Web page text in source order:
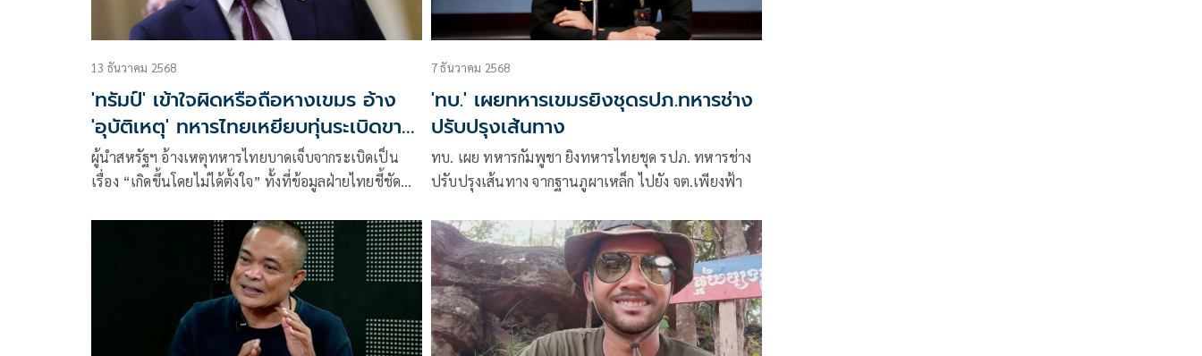
13 ธันวาคม 2568
'ทรัมป์' เข้าใจผิดหรือถือหางเขมร อ้าง
'อุบัติเหตุ' ทหารไทยเหยียบทุ่นระเบิดขา
ขาด 7 นาย!
ผู้นำสหรัฐฯ อ้างเหตุทหารไทยบาดเจ็บจากระเบิดเป็น
เรื่อง “เกิดขึ้นโดยไม่ได้ตั้งใจ” ทั้งที่ข้อมูลฝ่ายไทยชี้ชัด
ทหารไทย สูญเสียขาแล้วอย่างน้อย 7 นาย ตั้งแต่
กรกฎาคมถึงพฤศจิกายน 2568
7 ธันวาคม 2568
'ทบ.' เผยทหารเขมรยิงชุดรปภ.ทหารช่าง
ปรับปรุงเส้นทาง
ทบ. เผย ทหารกัมพูชา ยิงทหารไทยชุด รปภ. ทหารช่าง
ปรับปรุงเส้นทาง จากฐานภูผาเหล็ก ไปยัง จต.เพียงฟ้า